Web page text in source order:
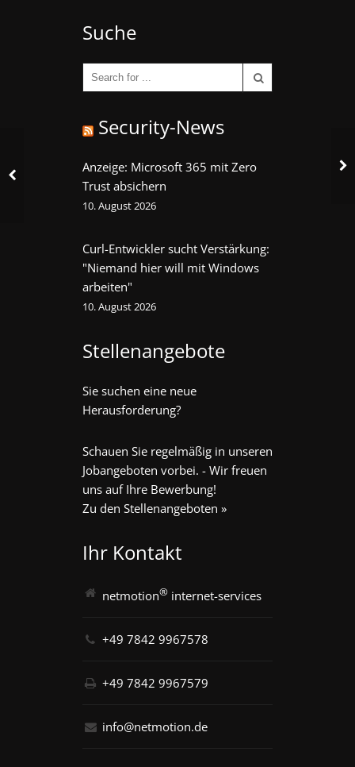
Suche
Security-News
Anzeige: Microsoft 365 mit Zero
Trust absichern
10. August 2026
Curl-Entwickler sucht Verstärkung:
"Niemand hier will mit Windows
arbeiten"
10. August 2026
Stellenangebote
Sie suchen eine neue
Herausforderung?
Schauen Sie regelmäßig in unseren
Jobangeboten vorbei. - Wir freuen
uns auf Ihre Bewerbung!
Zu den Stellenangeboten »
Ihr Kontakt
netmotion® internet-services
+49 7842 9967578
+49 7842 9967579
info@netmotion.de